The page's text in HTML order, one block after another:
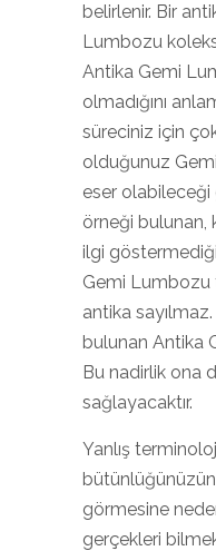
belirlenir. Bir
Lumbozu
Antika Gemi
olmadığını
süreciniz için
olduğunuz
eser
örneği bulunan,
ilgi
Gemi Lumbozu
antika
bulunan Antika
Bu nadirlik ona
sağlayacaktır.
Yanlış
görmesine
gerçekleri